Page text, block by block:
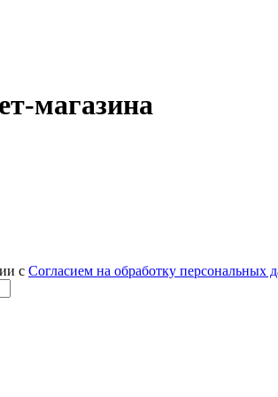
магазина
с Согласием на обработку персональных